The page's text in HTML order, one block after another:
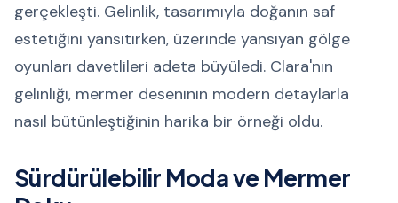
gerçekleşti. Gelinlik, tasarımıyla doğanın saf
estetiğini yansıtırken, üzerinde yansıyan gölge
oyunları davetlileri adeta büyüledi. Clara'nın
gelinliği, mermer deseninin modern detaylarla
nasıl bütünleştiğinin harika bir örneği oldu.
Sürdürülebilir Moda ve Mermer